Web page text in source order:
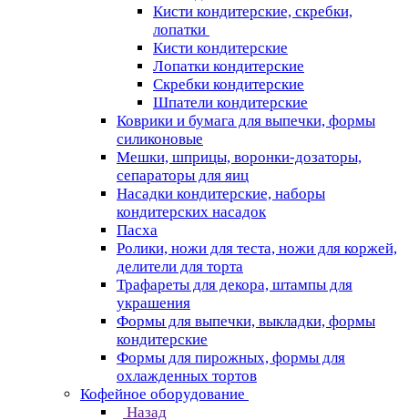
Кисти кондитерские, скребки,
лопатки
Кисти кондитерские
Лопатки кондитерские
Скребки кондитерские
Шпатели кондитерские
Коврики и бумага для выпечки, формы
силиконовые
Мешки, шприцы, воронки-дозаторы,
сепараторы для яиц
Насадки кондитерские, наборы
кондитерских насадок
Пасха
Ролики, ножи для теста, ножи для коржей,
делители для торта
Трафареты для декора, штампы для
украшения
Формы для выпечки, выкладки, формы
кондитерские
Формы для пирожных, формы для
охлажденных тортов
Кофейное оборудование
Назад